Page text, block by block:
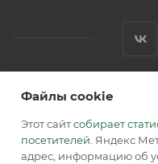
2026 © Обращаем
информация,
информационный
офертой, определяемой
Файлы cookie
Этот сайтсобирает
посетителей . Яндекс
адрес, информацию об